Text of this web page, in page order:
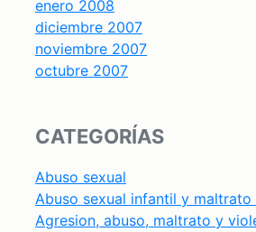
enero 2008
diciembre 2007
noviembre 2007
octubre 2007
CATEGORÍAS
Abuso sexual
Abuso sexual infantil y maltrato
Agresion, abuso, maltrato y